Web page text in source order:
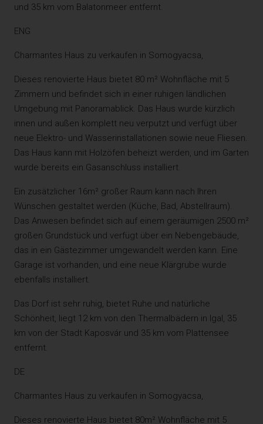
und 35 km vom Balatonmeer entfernt.
ENG
Charmantes Haus zu verkaufen in Somogyacsa,
Dieses renovierte Haus bietet 80 m² Wohnfläche mit 5
Zimmern und befindet sich in einer ruhigen ländlichen
Umgebung mit Panoramablick. Das Haus wurde kürzlich
innen und außen komplett neu verputzt und verfügt über
neue Elektro- und Wasserinstallationen sowie neue Fliesen.
Das Haus kann mit Holzöfen beheizt werden, und im Garten
wurde bereits ein Gasanschluss installiert.
Ein zusätzlicher 16m² großer Raum kann nach Ihren
Wünschen gestaltet werden (Küche, Bad, Abstellraum).
Das Anwesen befindet sich auf einem geräumigen 2500 m²
großen Grundstück und verfügt über ein Nebengebäude,
das in ein Gästezimmer umgewandelt werden kann. Eine
Garage ist vorhanden, und eine neue Klärgrube wurde
ebenfalls installiert.
Das Dorf ist sehr ruhig, bietet Ruhe und natürliche
Schönheit, liegt 12 km von den Thermalbädern in Igal, 35
km von der Stadt Kaposvár und 35 km vom Plattensee
entfernt.
DE
Charmantes Haus zu verkaufen in Somogyacsa,
Dieses renovierte Haus bietet 80m² Wohnfläche mit 5